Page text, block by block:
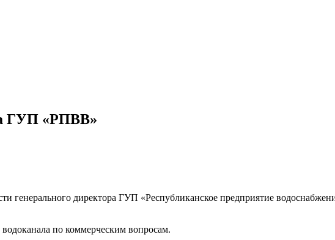
ГУП «РПВВ»
генерального директора ГУП «Республиканское предприятие
по коммерческим вопросам.